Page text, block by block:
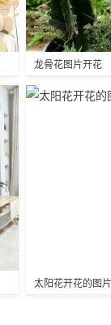
龙骨花图片开花
太阳花开花的图